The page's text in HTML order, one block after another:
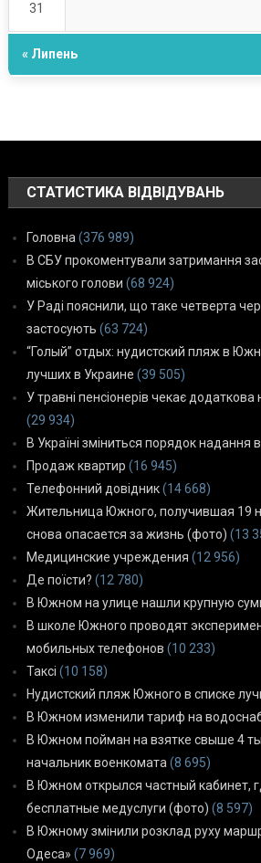
31
« Липень
СТАТИСТИКА ВІДВІДУВАНЬ
Головна (376 989)
В СБУ прокоментували затримання
міського голови (68 924)
У Раді пояснили, що таке четверта
застосують (63 724)
“Голый” отдых: нудистский пляж в
лучших в Украине (39 505)
У травні пенсіонерів чекає додаткова
(29 934)
В Україні зміниться порядок надання
Продаж квартир (16 945)
Телефонний довідник(14 668)
Жительница Южного, получившая 19
снова опасается за жизнь (фото) (13
Медицинские учреждения (12 956)
Де поїсти? (12 780)
В Южном на улице нашли крупную
В школе Южного проводят
мобильных телефонов (10 233)
Таксі (10 158)
Нудистский пляж Южного в списке
В Южном изменили тариф на
В Южном пойман на взятке свыше 4
начальник военкомата (8 695)
В Южном открылся частный кабинет,
бесплатные медуслуги (фото) (8 597)
В Южному змінили розклад руху
Одеса» (7 969)